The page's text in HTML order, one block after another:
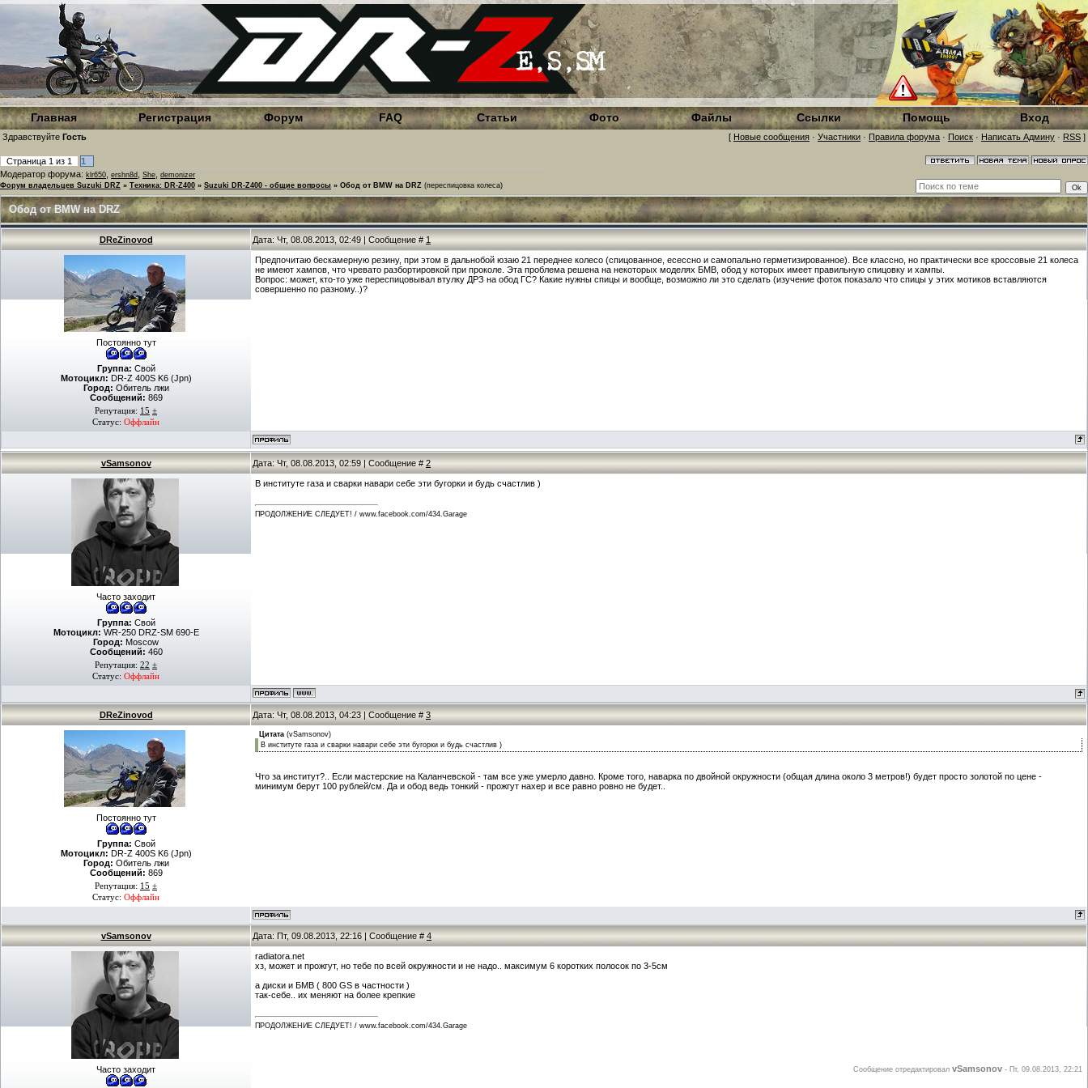
Главная Регистрация Форум FAQ Статьи Фото Файлы Ссылки Помощь Вход
Здравствуйте Гость [ Новые сообщения · Участники · Правила форума · Поиск · Написать Админу · RSS ]
Страница 1 из 1
1
Модератор форума: klr650 ershn8d She demonizer
Форум владельцев Suzuki DRZ » Техника: DR-Z400 » Suzuki DR-Z400 - общие вопросы » Обод от BMW на DRZ (переспицовка колеса)
Обод от BMW на DRZ
DReZinovod Дата: Чт, 08.08.2013, 02:49 | Сообщение # 1
Постоянно тут
Группа: Свой
Мотоцикл: DR-Z 400S K6 (Jpn)
Город: Обитель лжи
Сообщений: 869
Репутация: 15 ±
Статус: Оффлайн
Предпочитаю бескамерную резину, при этом в дальнобой юзаю 21 переднее колесо (спицованное, есессно и самопально герметизированное). Все классно, но практически все кроссовые 21 колеса
не имеют хампов, что чревато разбортировкой при проколе. Эта проблема решена на некоторых моделях БМВ, обод у которых имеет правильную спицовку и хампы.
Вопрос: может, кто-то уже переспицовывал втулку ДРЗ на обод ГС? Какие нужны спицы и вообще, возможно ли это сделать (изучение фоток показало что спицы у этих мотиков вставляются
совершенно по разному..)?
vSamsonov Дата: Чт, 08.08.2013, 02:59 | Сообщение # 2
Часто заходит
Группа: Свой
Мотоцикл: WR-250 DRZ-SM 690-E
Город: Moscow
Сообщений: 460
Репутация: 22 ±
Статус: Оффлайн
В институте газа и сварки навари себе эти бугорки и будь счастлив )
ПРОДОЛЖЕНИЕ СЛЕДУЕТ! / www.facebook.com/434.Garage
DReZinovod Дата: Чт, 08.08.2013, 04:23 | Сообщение # 3
Постоянно тут
Группа: Свой
Мотоцикл: DR-Z 400S K6 (Jpn)
Город: Обитель лжи
Сообщений: 869
Репутация: 15 ±
Статус: Оффлайн
Цитата (vSamsonov)
В институте газа и сварки навари себе эти бугорки и будь счастлив )
Что за институт?.. Если мастерские на Каланчевской - там все уже умерло давно. Кроме того, наварка по двойной окружности (общая длина около 3 метров!) будет просто золотой по цене -
минимум берут 100 рублей/см. Да и обод ведь тонкий - прожгут нахер и все равно ровно не будет..
vSamsonov Дата: Пт, 09.08.2013, 22:16 | Сообщение # 4
Часто заходит
radiatora.net
хз, может и прожгут, но тебе по всей окружности и не надо.. максимум 6 коротких полосок по 3-5см
а диски и БМВ ( 800 GS в частности )
так-себе.. их меняют на более крепкие
ПРОДОЛЖЕНИЕ СЛЕДУЕТ! / www.facebook.com/434.Garage
Сообщение отредактировал vSamsonov - Пт, 09.08.2013, 22:21